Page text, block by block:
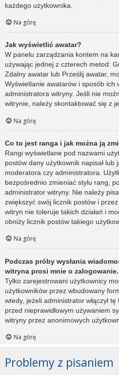
każdego użytkownika.
Na górę
Jak wyświetlić awatar?
W panelu zarządzania kontem na
używając jednej z czterech metod:
Zdalny awatar lub Prześlij awatar,
Wyświetlanie awatarów i sposób ich
administratora witryny. Jeśli nie
witrynie, należy skontaktować się z
Na górę
Co to jest ranga i jak można ją
Rangi wyświetlane pod nazwami
postów dany użytkownik napisał lub
moderatora czy administratora.
bezpośrednio zmieniać stylu rang,
administrator witryny. Nie należy
zwiększyć swój licznik postów i
witryn nie toleruje takich działań i
obniży licznik postów takiego
Na górę
Podczas próby wysłania
witryna prosi mnie o
Tylko zarejestrowani użytkownicy
użytkowników przez wbudowany
wtedy, jeżeli administrator włączył
przed nieprawidłowym używaniem
witryny przez anonimowych
Na górę
Problemy z pisaniem